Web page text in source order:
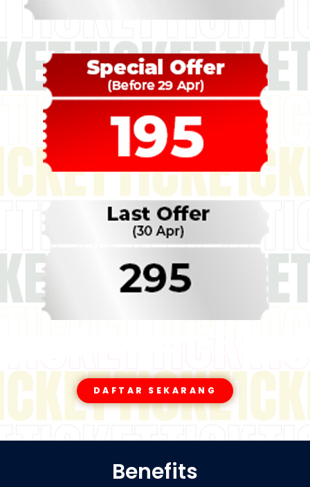
DAFTAR SEKARANG
Benefits